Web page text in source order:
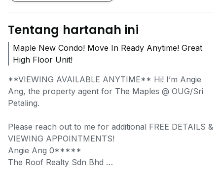
Tentang hartanah ini
Maple New Condo! Move In Ready Anytime! Great
High Floor Unit!
**VIEWING AVAILABLE ANYTIME** Hi! I’m Angie
Ang, the property agent for The Maples @ OUG/Sri
Petaling.
Please reach out to me for additional FREE DETAILS &
VIEWING APPOINTMENTS!
Angie Ang 0*****
The Roof Realty Sdn Bhd